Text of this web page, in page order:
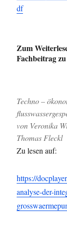
df
Zum
Fachbeitrag
Techno –
von Veronika
Thomas Fleckl
Zu lesen auf:
https://
analyse-der-